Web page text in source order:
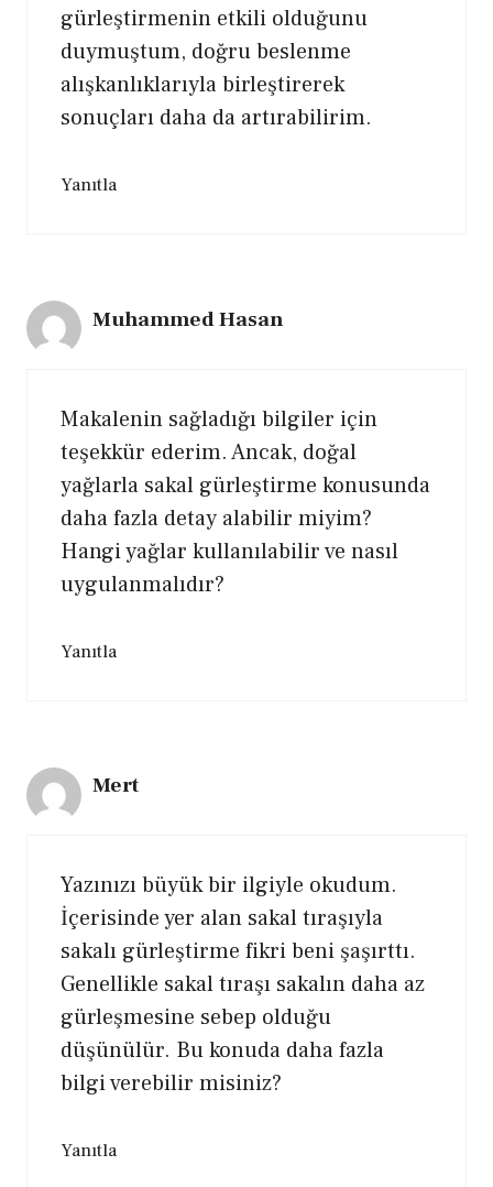
gürleştirmenin etkili olduğunu
duymuştum, doğru beslenme
alışkanlıklarıyla birleştirerek
sonuçları daha da artırabilirim.
Yanıtla
Muhammed Hasan
Makalenin sağladığı bilgiler için
teşekkür ederim. Ancak, doğal
yağlarla sakal gürleştirme konusunda
daha fazla detay alabilir miyim?
Hangi yağlar kullanılabilir ve nasıl
uygulanmalıdır?
Yanıtla
Mert
Yazınızı büyük bir ilgiyle okudum.
İçerisinde yer alan sakal tıraşıyla
sakalı gürleştirme fikri beni şaşırttı.
Genellikle sakal tıraşı sakalın daha az
gürleşmesine sebep olduğu
düşünülür. Bu konuda daha fazla
bilgi verebilir misiniz?
Yanıtla